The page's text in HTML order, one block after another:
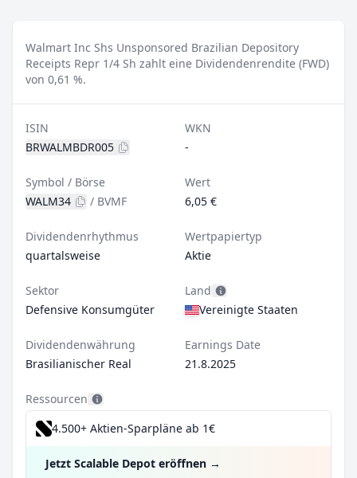
Walmart Inc Shs Unsponsored Brazilian Depository
Receipts Repr 1/4 Sh zahlt eine Dividendenrendite (FWD)
von 0,61 %.
ISIN
BRWALMBDR005
WKN
-
Symbol / Börse
WALM34
/ BVMF
Wert
6,05 €
Dividendenrhythmus
quartalsweise
Wertpapiertyp
Aktie
Sektor
Defensive Konsumgüter
Land
Vereinigte Staaten
Dividendenwährung
Brasilianischer Real
Earnings Date
21.8.2025
Ressourcen
4.500+ Aktien-Sparpläne ab 1€
Jetzt Scalable Depot eröffnen →